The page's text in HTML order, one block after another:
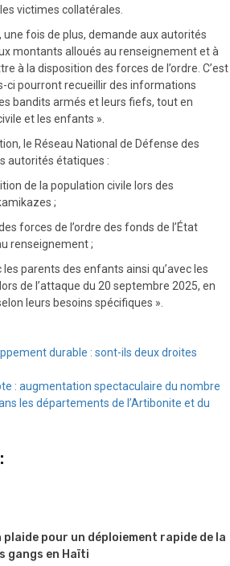
victimes collatérales.
une fois de plus, demande aux autorités
montants alloués au renseignement et à
à la disposition des forces de l’ordre. C’est
ci pourront recueillir des informations
bandits armés et leurs fiefs, tout en
et les enfants ».
le Réseau National de Défense des
autorités étatiques :
de la population civile lors des
;
forces de l’ordre des fonds de l’État
renseignement ;
parents des enfants ainsi qu’avec les
de l’attaque du 20 septembre 2025, en
leurs besoins spécifiques ».
durable : sont-ils deux droites
: augmentation spectaculaire du nombre
les départements de l’Artibonite et du
plaide pour un déploiement rapide de la
gangs en Haïti